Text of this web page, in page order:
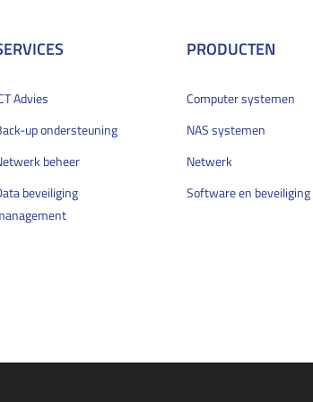
Advies
up ondersteuning
beheer
beveiliging
PRODUCTEN
Computer systemen
NAS systemen
Netwerk
Software en beveiliging